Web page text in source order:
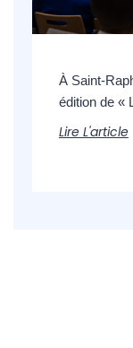
À Saint-
édition de «
Lire L'article